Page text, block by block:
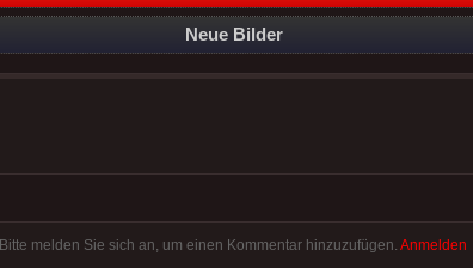
Neue Bilder
Bitte melden Sie sich an, um einen Kommentar hinzuzufügen. Anmelden